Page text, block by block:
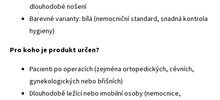
dlouhodobé nošení
Barevné varianty: bílá (nemocniční standard, snadná kontrola
hygieny)
Pro koho je produkt určen?
Pacienti po operacích (zejména ortopedických, cévních,
gynekologických nebo břišních)
Dlouhodobě ležící nebo imobilní osoby (nemocnice,